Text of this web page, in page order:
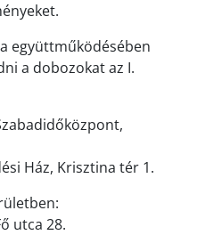
együttműködésében
a dobozokat az I.
Ház, Krisztina tér 1.
utca 28.